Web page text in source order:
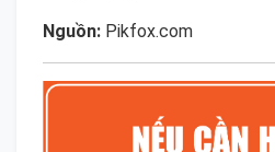
Nguồn: Pikfox.com